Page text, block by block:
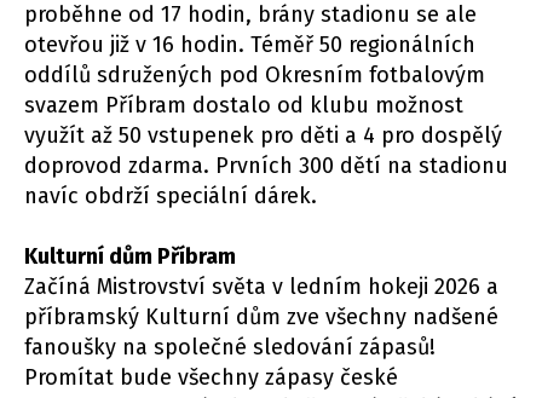
proběhne od 17 hodin, brány stadionu se ale
otevřou již v 16 hodin. Téměř 50 regionálních
oddílů sdružených pod Okresním fotbalovým
svazem Příbram dostalo od klubu možnost
využít až 50 vstupenek pro děti a 4 pro dospělý
doprovod zdarma. Prvních 300 dětí na stadionu
navíc obdrží speciální dárek.
Kulturní dům Příbram
Začíná Mistrovství světa v ledním hokeji 2026 a
příbramský Kulturní dům zve všechny nadšené
fanoušky na společné sledování zápasů!
Promítat bude všechny zápasy české